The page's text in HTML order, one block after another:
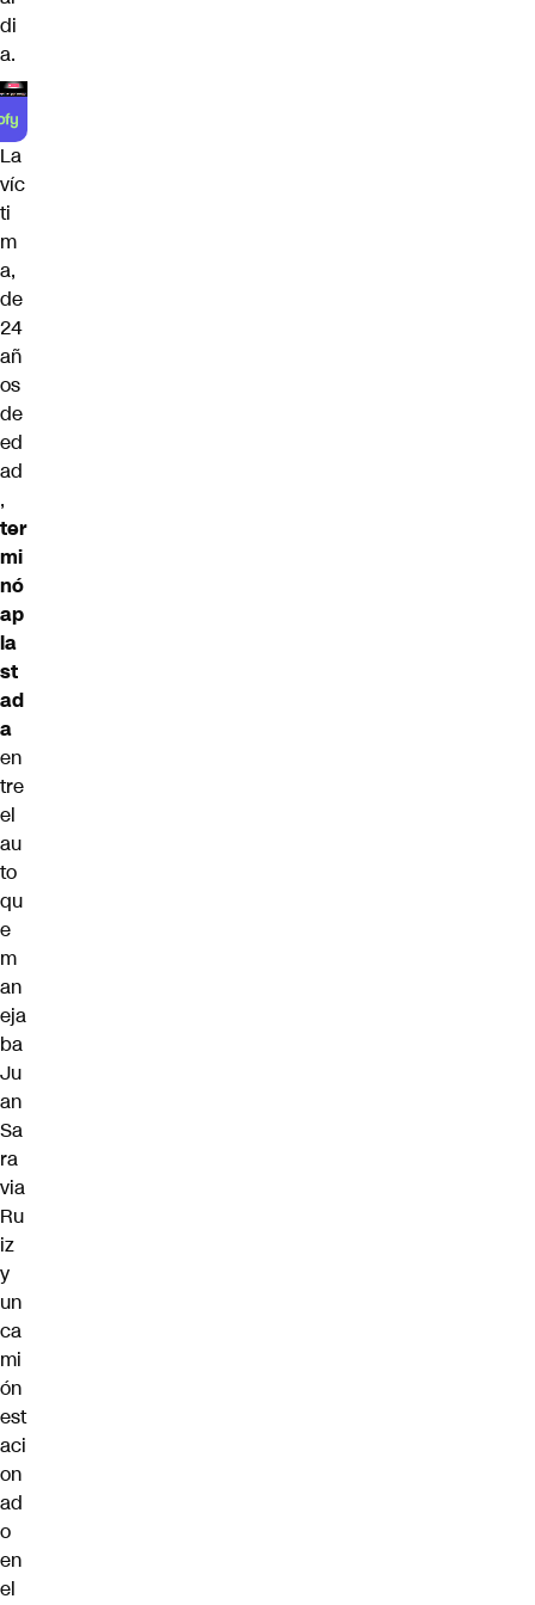
di
a.
La
víc
ti
m
a,
de
24
añ
os
de
ed
ad
,
ter
mi
nó
ap
la
st
ad
a
en
tre
el
au
to
qu
e
m
an
eja
ba
Ju
an
Sa
ra
via
Ru
iz
y
un
ca
mi
ón
est
aci
on
ad
o
en
el